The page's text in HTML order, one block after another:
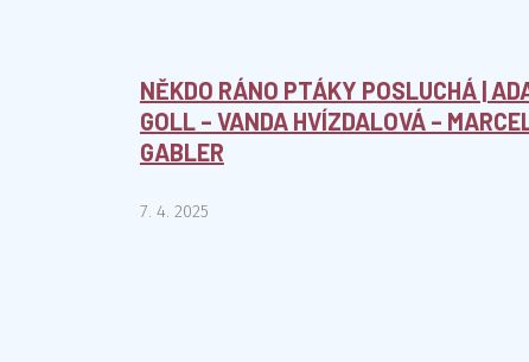
NĚKDO RÁNO PTÁKY POSLUCHÁ |
GOLL – VANDA HVÍZDALOVÁ –
GABLER
7. 4. 2025